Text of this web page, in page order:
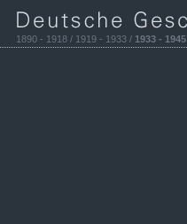
1890 - 1918 / 1919 - 1933 / 1933 - 1945